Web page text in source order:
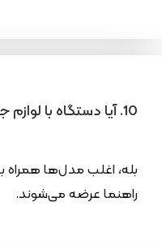
10. آیا دستگاه با لوازم جانبی ارائه می‌شود؟
بله، اغلب مدل‌ها همراه
راهنما عرضه می‌شوند.